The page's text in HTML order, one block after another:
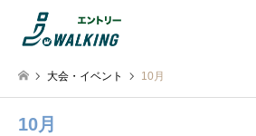
大会・イベント 10月
10月